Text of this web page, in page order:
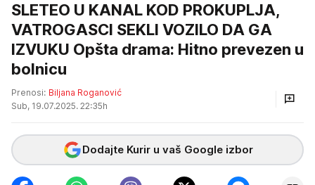
SLETEO U KANAL KOD PROKUPLJA,
VATROGASCI SEKLI VOZILO DA GA
IZVUKU Opšta drama: Hitno prevezen u
bolnicu
Prenosi: Biljana Roganović
Sub, 19.07.2025. 22:35h
Dodajte Kurir u vaš Google izbor